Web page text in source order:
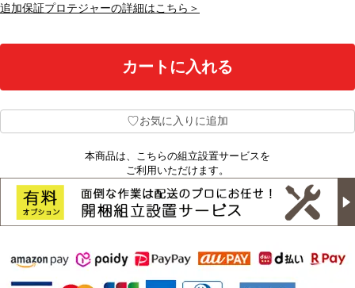
追加保証プロテジャーの詳細はこちら＞
♡お気に入りに追加
本商品は、こちらの組立設置サービスを
ご利用いただけます。